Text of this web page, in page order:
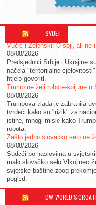
SVIJET
Vučić i Zelenski: O soji, ali ne i
08/08/2026
Predsjednici Srbije i Ukrajine
načela "teritorijalne
htjelo govoriti.
Trump ne želi robote-špijune u
08/08/2026
Trumpova vlada je zabranila
tvrdeći kako su "rizik" za
istine, mnogi misle kako
robota.
Zašto jedno slovačko selo ne
08/08/2026
Sudeći po naslovima u
malo slovačko selo Vlkolinec
svjetske baštine zbog
pogled.
DW-WORLD´S